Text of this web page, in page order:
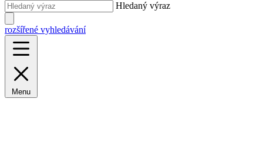
Hledaný výraz
rozšířené vyhledávání
Menu